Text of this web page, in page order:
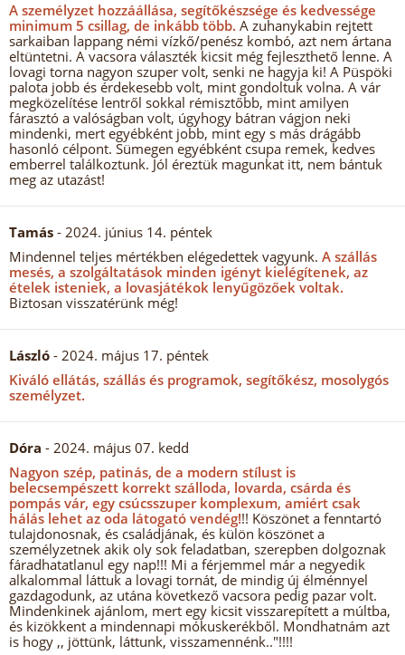
A személyzet hozzáállása, segítőkészsége és kedvessége
minimum 5 csillag, de inkább több. A zuhanykabin rejtett
sarkaiban lappang némi vízkő/penész kombó, azt nem ártana
eltüntetni. A vacsora választék kicsit még fejleszthető lenne. A
lovagi torna nagyon szuper volt, senki ne hagyja ki! A Püspöki
palota jobb és érdekesebb volt, mint gondoltuk volna. A vár
megközelítése lentről sokkal rémisztőbb, mint amilyen
fárasztó a valóságban volt, úgyhogy bátran vágjon neki
mindenki, mert egyébként jobb, mint egy s más drágább
hasonló célpont. Sümegen egyébként csupa remek, kedves
emberrel találkoztunk. Jól éreztük magunkat itt, nem bántuk
meg az utazást!
Tamás - 2024. június 14. péntek
Mindennel teljes mértékben elégedettek vagyunk. A szállás
mesés, a szolgáltatások minden igényt kielégítenek, az
ételek isteniek, a lovasjátékok lenyűgözőek voltak.
Biztosan visszatérünk még!
László - 2024. május 17. péntek
Kiváló ellátás, szállás és programok, segítőkész, mosolygós
személyzet.
Dóra - 2024. május 07. kedd
Nagyon szép, patinás, de a modern stílust is
belecsempészett korrekt szálloda, lovarda, csárda és
pompás vár, egy csúcsszuper komplexum, amiért csak
hálás lehet az oda látogató vendég!!! Köszönet a fenntartó
tulajdonosnak, és családjának, és külön köszönet a
személyzetnek akik oly sok feladatban, szerepben dolgoznak
fáradhatatlanul egy nap!!! Mi a férjemmel már a negyedik
alkalommal láttuk a lovagi tornát, de mindig új élménnyel
gazdagodunk, az utána következő vacsora pedig pazar volt.
Mindenkinek ajánlom, mert egy kicsit visszarepített a múltba,
és kizökkent a mindennapi mókuskerékből. Mondhatnám azt
is hogy ,, jöttünk, láttunk, visszamennénk.."!!!!